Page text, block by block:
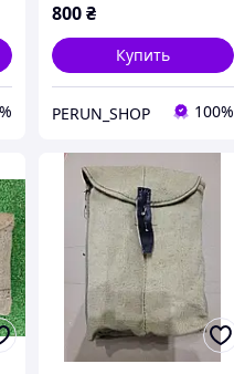
800 ₴
Купить
PERUN_SHOP 100%